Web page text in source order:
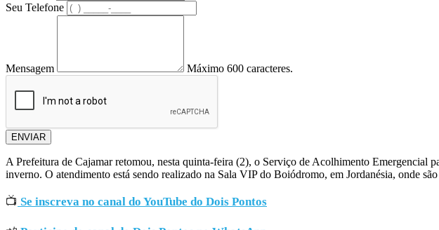
Seu Telefone
Mensagem Máximo 600 caracteres.
ENVIAR
A Prefeitura de Cajamar retomou, nesta quinta-feira (2), o Serviço de Acolhimento Emergencial
inverno. O atendimento está sendo realizado na Sala VIP do Boiódromo, em Jordanésia, onde
📺 Se inscreva no canal do YouTube do Dois Pontos